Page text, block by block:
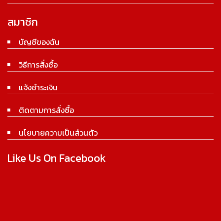
สมาชิก
บัญชีของฉัน
วิธีการสั่งซื้อ
แจ้งชำระเงิน
ติดตามการสั่งซื้อ
นโยบายความเป็นส่วนตัว
Like Us On Facebook